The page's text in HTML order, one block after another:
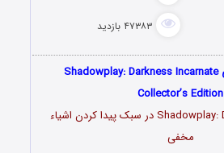
۴۷۳۸۳ بازدید
دانلود رایگان بازی Shadowplay: Darkness Incarnate
Collector’s Edition
Shadowplay: Darkness Incarnate در سبک پیدا کردن اشیاء
مخفی